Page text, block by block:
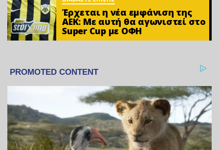
Έρχεται η νέα εμφάνιση της
ΑΕΚ: Με αυτή θα αγωνιστεί στο
Super Cup με ΟΦΗ